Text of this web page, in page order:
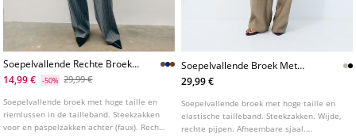
Soepelvallende Rechte Broek
Met Ceintuur L04020080
14,99 € -50% 29,99 €
Soepelvallende broek met hoge taille en
riemlussen in de tailleband. Steekzakken
voor en paspelzakken achter (faux). Rechte
Soepelvallende Broek Met
Sjaal
29,99 €
Soepelvallende broek met hoge taille en
elastische tailleband. Steekzakken. Wijde,
rechte pijpen. Afneembare sjaal.